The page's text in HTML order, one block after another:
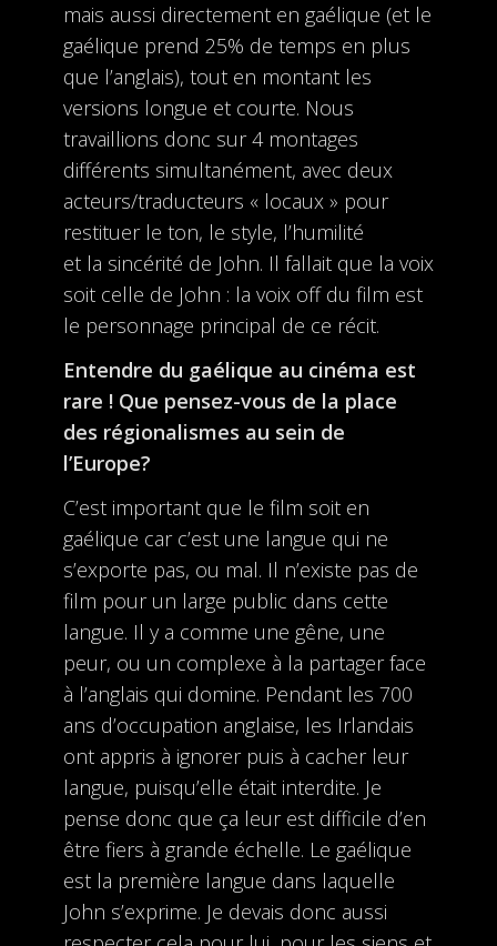
mais aussi directement en gaélique (et le
gaélique prend 25% de temps en plus
que l’anglais), tout en montant les
versions longue et courte. Nous
travaillions donc sur 4 montages
différents simultanément, avec deux
acteurs/traducteurs « locaux » pour
restituer le ton, le style, l’humilité
et la sincérité de John. Il fallait que la voix
soit celle de John : la voix off du film est
le personnage principal de ce récit.
Entendre du gaélique au cinéma est
rare ! Que pensez-vous de la place
des régionalismes au sein de
l’Europe?
C’est important que le film soit en
gaélique car c’est une langue qui ne
s’exporte pas, ou mal. Il n’existe pas de
film pour un large public dans cette
langue. Il y a comme une gêne, une
peur, ou un complexe à la partager face
à l’anglais qui domine. Pendant les 700
ans d’occupation anglaise, les Irlandais
ont appris à ignorer puis à cacher leur
langue, puisqu’elle était interdite. Je
pense donc que ça leur est difficile d’en
être fiers à grande échelle. Le gaélique
est la première langue dans laquelle
John s’exprime. Je devais donc aussi